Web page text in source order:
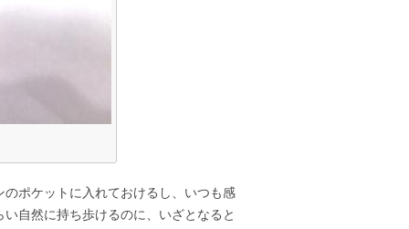
ポケットに入れておけるし、いつも感
自然に持ち歩けるのに、いざとなると